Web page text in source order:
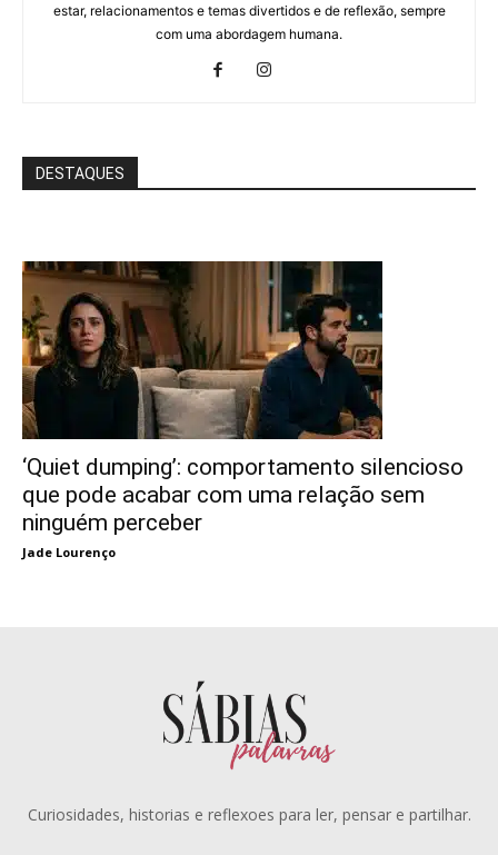
estar, relacionamentos e temas divertidos e de reflexão, sempre
com uma abordagem humana.
DESTAQUES
‘Quiet dumping’: comportamento silencioso
que pode acabar com uma relação sem
ninguém perceber
Jade Lourenço
Curiosidades, historias e reflexoes para ler, pensar e partilhar.